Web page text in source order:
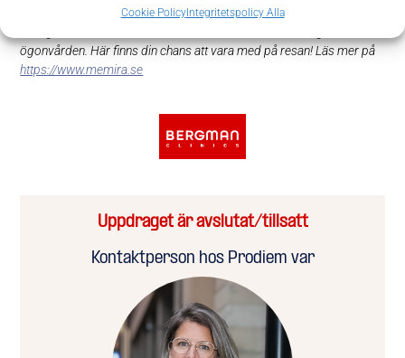
Cookie PolicyIntegritetspolicy Alla
Memira Eyecenters är ”the eye partner for life” genom att samla allt
ögonvården. Här finns din chans att vara med på resan! Läs mer på
https://www.memira.se
Uppdraget är avslutat/tillsatt
Kontaktperson hos Prodiem var